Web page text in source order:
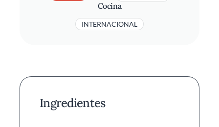
Cocina
INTERNACIONAL
Ingredientes